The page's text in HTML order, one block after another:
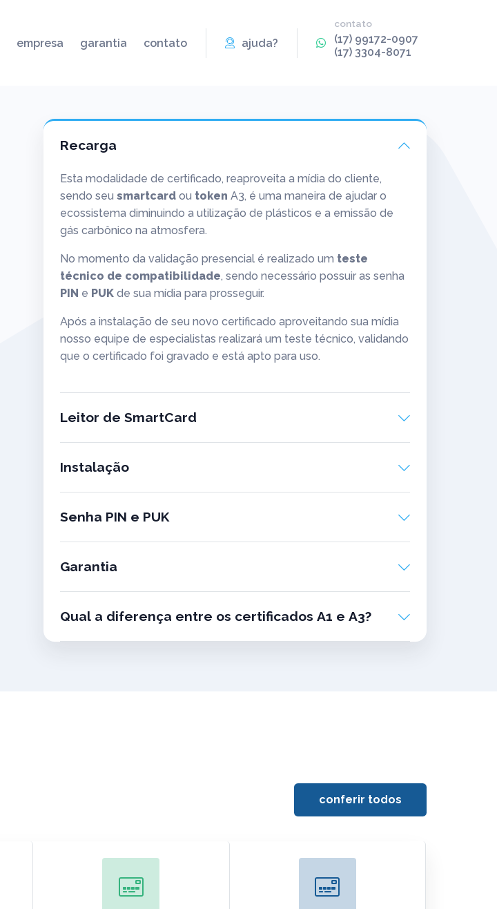
empresa garantia contato ajuda?
contato
(17) 99172-0907
(17) 3304-8071
Recarga
Esta modalidade de certificado, reaproveita a mídia do cliente,
sendo seu smartcard ou token A3, é uma maneira de ajudar o
ecossistema diminuindo a utilização de plásticos e a emissão de
gás carbônico na atmosfera.
No momento da validação presencial é realizado um teste
técnico de compatibilidade, sendo necessário possuir as senha
PIN e PUK de sua mídia para prosseguir.
Após a instalação de seu novo certificado aproveitando sua mídia
nosso equipe de especialistas realizará um teste técnico, validando
que o certificado foi gravado e está apto para uso.
Leitor de SmartCard
Instalação
Senha PIN e PUK
Garantia
Qual a diferença entre os certificados A1 e A3?
conferir todos